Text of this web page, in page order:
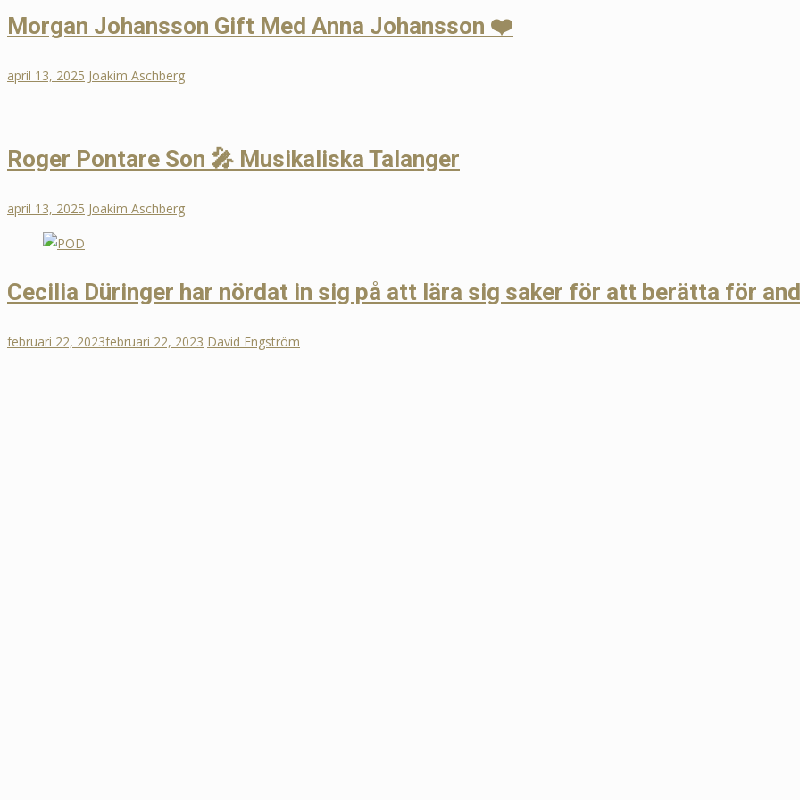
Morgan Johansson Gift Med Anna Johansson ❤️
april 13, 2025 Joakim Aschberg
Roger Pontare Son 🎤 Musikaliska Talanger
april 13, 2025 Joakim Aschberg
Cecilia Düringer har nördat in sig på att lära sig saker för att berätta för
februari 22, 2023februari 22, 2023 David Engström